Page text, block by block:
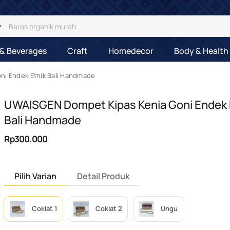
Beverages Craft Homedecor Body &
Endek Etnik Bali Handmade
UWAISGEN Dompet Kipas Kenia Goni
Bali Handmade
Rp300.000
Pilih Varian Detail Produk
Coklat 1 Coklat 2 Ungu